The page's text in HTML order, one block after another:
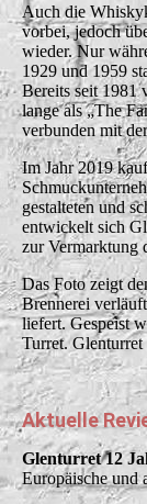
Auch die
vorbei, jedoch
wieder. Nur
1929 und 1959
Bereits seit 1981
lange als „The
verbunden mit
Im Jahr 2019
gestalteten und
entwickelt sich
zur Vermarktung
Das Foto zeigt
Brennerei
liefert. Gespeist
Turret.
Aktuelle
Glenturret 12
Europäische und